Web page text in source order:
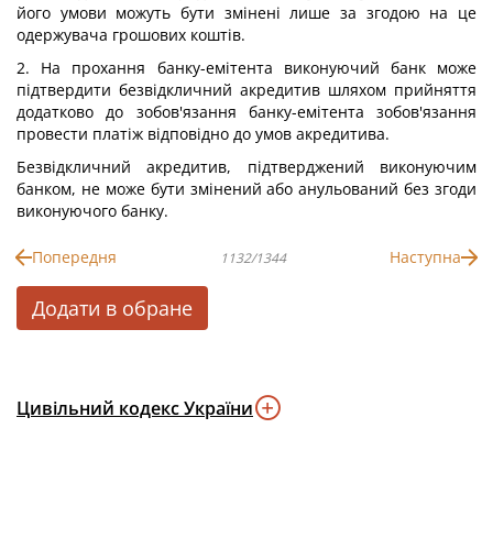
його умови можуть бути змінені лише за згодою на це
одержувача грошових коштів.
2. На прохання банку-емітента виконуючий банк може
підтвердити безвідкличний акредитив шляхом прийняття
додатково до зобов'язання банку-емітента зобов'язання
провести платіж відповідно до умов акредитива.
Безвідкличний акредитив, підтверджений виконуючим
банком, не може бути змінений або анульований без згоди
виконуючого банку.
Попередня 1132/1344 Наступна
Додати в обране
Цивільний кодекс України